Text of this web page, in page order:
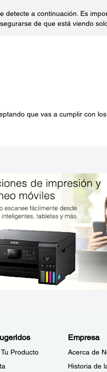
detecte a continuación. Es
de que está viendo
que vas a cumplir con
Producto
Empresa
Acerca de
Historia de